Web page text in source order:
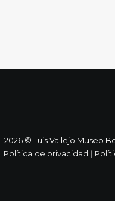
2026 © Luis Vallejo Museo
Política de privacidad ǀ